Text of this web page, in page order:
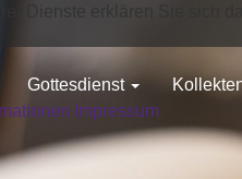
Gottesdienst
Dienste erklären Sie sich
Impressum